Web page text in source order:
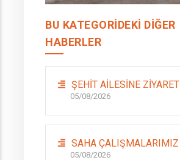
BU KATEGORIDEKI DIĞER
HABERLER
ŞEHİT AİLESİNE ZİYARET
05/08/2026
SAHA ÇALIŞMALARIMIZ
05/08/2026